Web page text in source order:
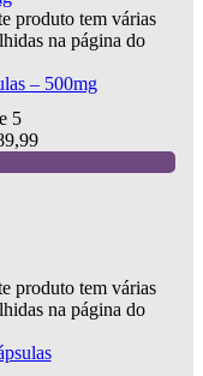
produto tem várias
na página do
– 500mg
5
produto tem várias
na página do